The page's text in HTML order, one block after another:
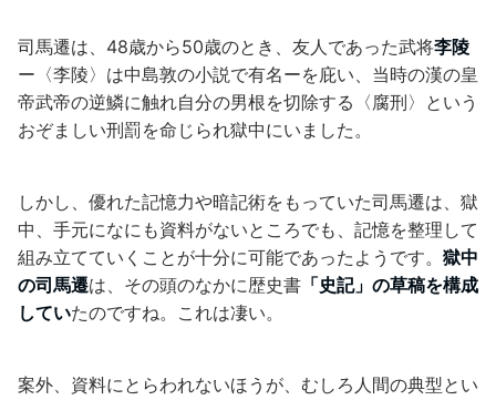
司馬遷は、48歳から50歳のとき、友人であった武将李陵
ー〈李陵〉は中島敦の小説で有名ーを庇い、当時の漢の皇
帝武帝の逆鱗に触れ自分の男根を切除する〈腐刑〉という
おぞましい刑罰を命じられ獄中にいました。
しかし、優れた記憶力や暗記術をもっていた司馬遷は、獄
中、手元になにも資料がないところでも、記憶を整理して
組み立てていくことが十分に可能であったようです。 獄中
の司馬遷は、その頭のなかに歴史書 「史記」の草稿を構成
していたのですね。これは凄い。
案外、資料にとらわれないほうが、むしろ人間の典型とい